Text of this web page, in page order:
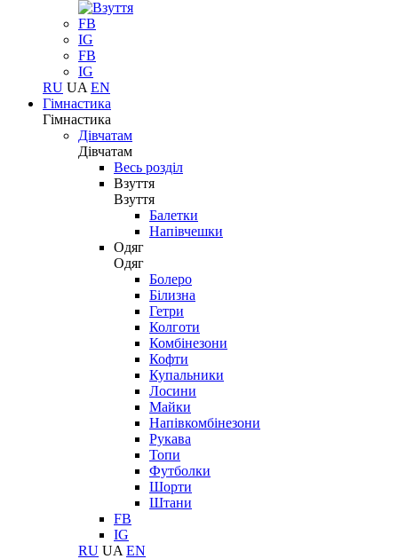
FB
IG
FB
IG
RU UA EN
Гімнастика
Гімнастика
Дівчатам
Дівчатам
Весь розділ
Взуття
Взуття
Балетки
Напівчешки
Одяг
Одяг
Болеро
Білизна
Гетри
Колготи
Комбінезони
Кофти
Купальники
Лосини
Майки
Напівкомбінезони
Рукава
Топи
Футболки
Шорти
Штани
FB
IG
RU UA EN